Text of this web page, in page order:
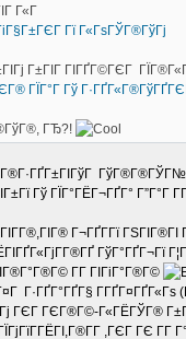
Г«Г
Гї Г«ГѕГЎГ®ГўГј
Г±ГІГ ГІГҐГ©ГЄГ
ГЇГ°Г Гў
ГЂ?!
Гў ГЇГ°ГЁГ¬ГҐГ°
Г¬ГҐГ­Гї ГЅГІГ®ГІ
Г­Г ГІГіГ°Г®Г©
Г·ГҐГ°ГҐГ§ Г­ГҐГ¤ГҐГ«Гѕ
ГЄГ ГЄГ®Г©-Г«ГЁГЎГ®
,ГЄГ ГЄ Г­Г